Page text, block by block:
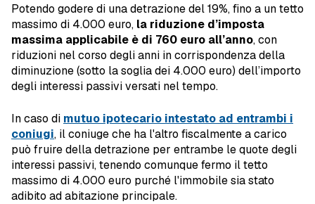
Potendo godere di una detrazione del 19%, fino a un tetto
massimo di 4.000 euro, la riduzione d’imposta
massima applicabile è di 760 euro all’anno, con
riduzioni nel corso degli anni in corrispondenza della
diminuzione (sotto la soglia dei 4.000 euro) dell’importo
degli interessi passivi versati nel tempo.
In caso di mutuo ipotecario intestato ad entrambi i
coniugi, il coniuge che ha l'altro fiscalmente a carico
può fruire della detrazione per entrambe le quote degli
interessi passivi, tenendo comunque fermo il tetto
massimo di 4.000 euro purché l'immobile sia stato
adibito ad abitazione principale.